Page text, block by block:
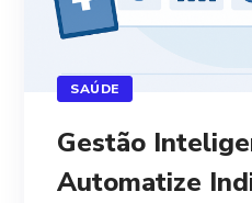
SAÚDE
Gestão
Automatize